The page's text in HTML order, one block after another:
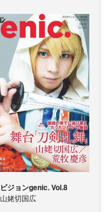
ジョンgenic. Vol.8
姥切国広